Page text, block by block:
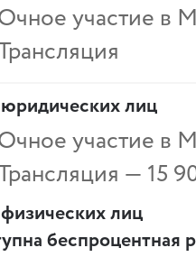
участие в
лиц
участие в
— 15
лиц
беспроцентная